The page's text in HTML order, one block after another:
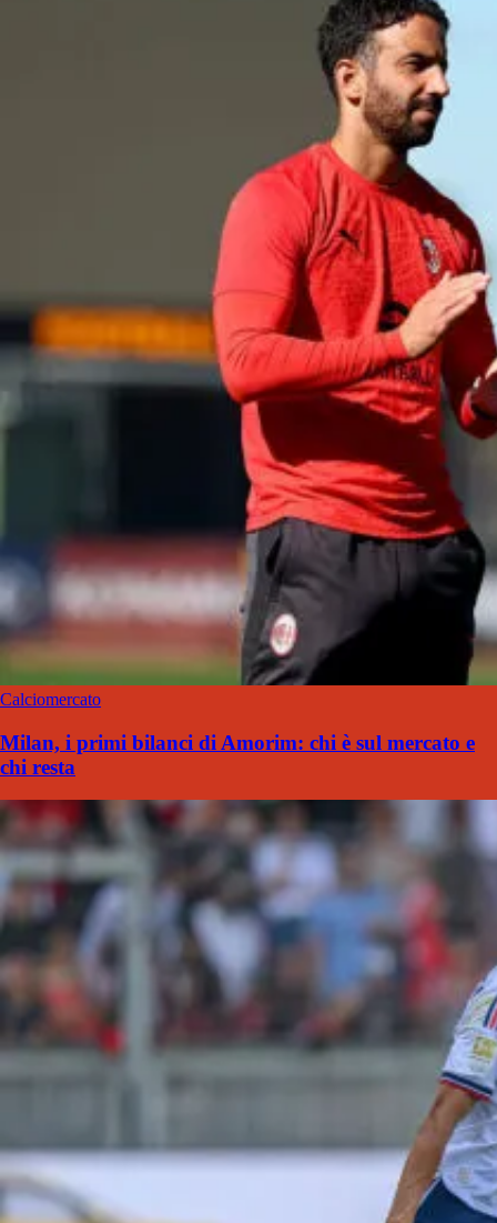
Calciomercato
Milan, i primi bilanci di Amorim: chi è sul mercato e
chi resta